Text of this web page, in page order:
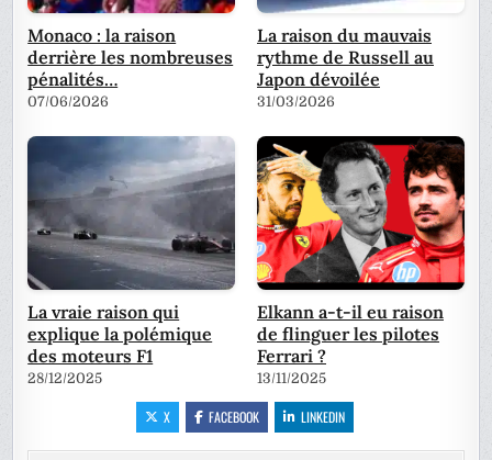
Monaco : la raison
derrière les nombreuses
pénalités…
07/06/2026
La raison du mauvais
rythme de Russell au
Japon dévoilée
31/03/2026
La vraie raison qui
explique la polémique
des moteurs F1
28/12/2025
Elkann a-t-il eu raison
de flinguer les pilotes
Ferrari ?
13/11/2025
X FACEBOOK LINKEDIN